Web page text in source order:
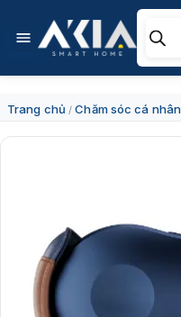
kiếm
sản
Trang chủ /Chăm sóc cá nhân